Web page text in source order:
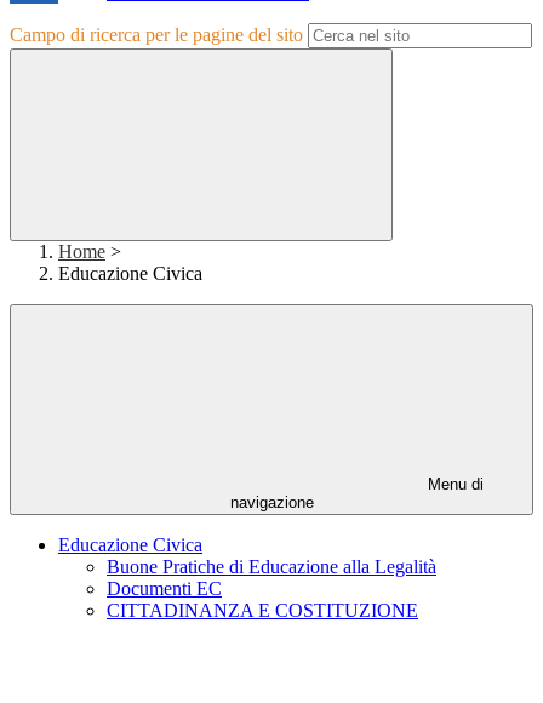
Campo di ricerca per le pagine del sito
Home >
Educazione Civica
Menu di
navigazione
Educazione Civica
Buone Pratiche di Educazione alla Legalità
Documenti EC
CITTADINANZA E COSTITUZIONE